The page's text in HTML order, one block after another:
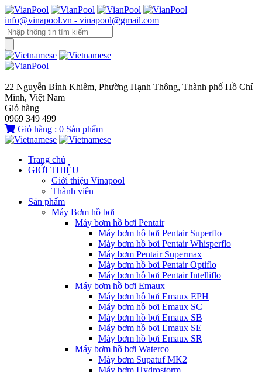
info@vinapool.vn - vinapool@gmail.com
22 Nguyễn Bỉnh Khiêm, Phường Hạnh Thông, Thành phố Hồ Chí
Minh, Việt Nam
Giỏ hàng
0969 349 499
Giỏ hàng : 0 Sản phẩm
Trang chủ
GIỚI THIỆU
Giới thiệu Vinapool
Thành viên
Sản phẩm
Máy Bơm hồ bơi
Máy bơm hồ bơi Pentair
Máy bơm hồ bơi Pentair Superflo
Máy bơm hồ bơi Pentair Whisperflo
Máy bơm Pentair Supermax
Máy bơm hồ bơi Pentair Optiflo
Máy bơm hồ bơi Pentair Intelliflo
Máy bơm hồ bơi Emaux
Máy bơm hồ bơi Emaux EPH
Máy bơm hồ bơi Emaux SC
Máy bơm hồ bơi Emaux SB
Máy bơm hồ bơi Emaux SE
Máy bơm hồ bơi Emaux SR
Máy bơm hồ bơi Waterco
Máy bơm Supatuf MK2
Máy bơm Hydrostorm